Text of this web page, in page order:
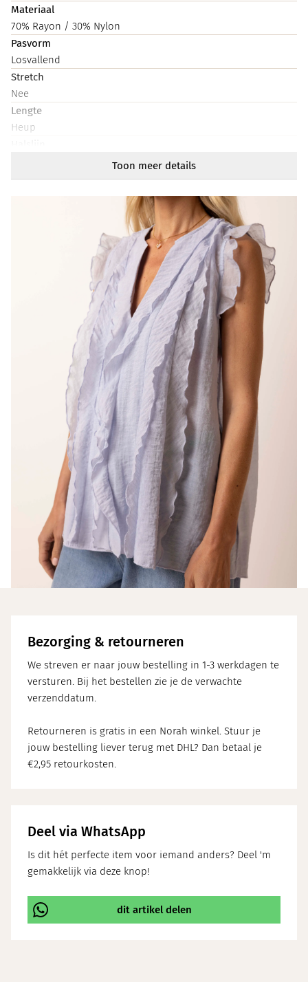
Materiaal
70% Rayon / 30% Nylon
Pasvorm
Losvallend
Stretch
Nee
Lengte
Heup
Mouwlengte
Toon meer details
Bezorging & retourneren
We streven er naar jouw bestelling in 1-3 werkdagen te
versturen. Bij het bestellen zie je de verwachte
verzenddatum.
Retourneren is gratis in een Norah winkel. Stuur je
jouw bestelling liever terug met DHL? Dan betaal je
€2,95 retourkosten.
Deel via WhatsApp
Is dit hét perfecte item voor iemand anders? Deel 'm
gemakkelijk via deze knop!
dit artikel delen